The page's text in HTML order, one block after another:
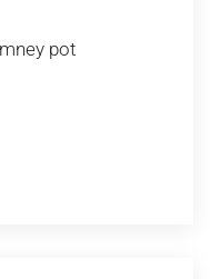
pot